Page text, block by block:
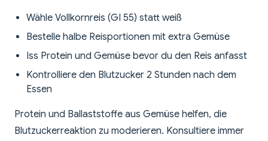
Wähle Vollkornreis (GI 55) statt weiß
Bestelle halbe Reisportionen mit extra Gemüse
Iss Protein und Gemüse bevor du den Reis anfasst
Kontrolliere den Blutzucker 2 Stunden nach dem
Essen
Protein und Ballaststoffe aus Gemüse helfen, die
Blutzuckerreaktion zu moderieren. Konsultiere immer